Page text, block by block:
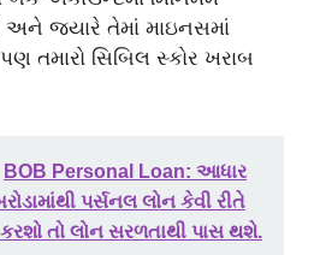
જ્યારે તેમાં માઇનસમાં
તમારો સિબિલ સ્કોર ખરાબ
BOB Personal Loan: આધાર
પર્સનલ લોન કેવી રીતે
તો લોન સરળતાથી પાસ થશે.